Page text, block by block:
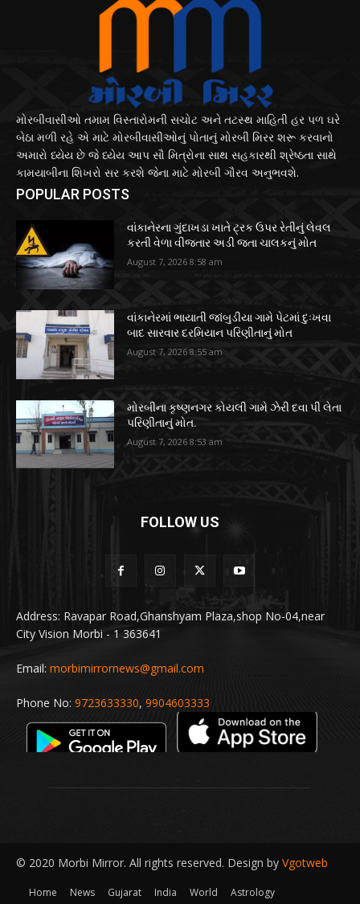
મોરબીવાસીઓ તમામ વિસ્તારોમની સચોટ અને તટસ્થ માહિતી હર પળ ઘરે
બેઠા મળી રહે એ માટે મોરબીવાસીઓનું પોતાનું મોરબી મિરર શરૂ કરવાનો
અમારો ધ્યેય છે જે ધ્યેય આપ સૌ મિત્રોના સાથ સહકારથી શ્રેષ્ઠતા સાથે
કામયાબીના શિખરો સર કરશે જેના માટે મોરબી ગૌરવ અનુભવશે.
POPULAR POSTS
વાંકાનેરના ગુંદાખડા ખાતે ટ્રક ઉપર રેતીનું લેવલ
કરતી વેળા વીજતાર અડી જતા ચાલકનું મોત
August 7, 2026 8:58 am
વાંકાનેરમાં ભાયાતી જાંબુડીયા ગામે પેટમાં દુઃખવા
બાદ સારવાર દરમિયાન પરિણીતાનું મોત
August 7, 2026 8:55 am
મોરબીના કૃષ્ણનગર કોયલી ગામે ઝેરી દવા પી લેતા
પરિણીતાનું મોત.
August 7, 2026 8:53 am
FOLLOW US
Address: Ravapar Road,Ghanshyam Plaza,shop No-04,near
City Vision Morbi - 1 363641
Email: morbimirrornews@gmail.com
Phone No: 9723633330, 9904603333
© 2020 Morbi Mirror. All rights reserved. Design by Vgotweb
Home News Gujarat India World
Astrology